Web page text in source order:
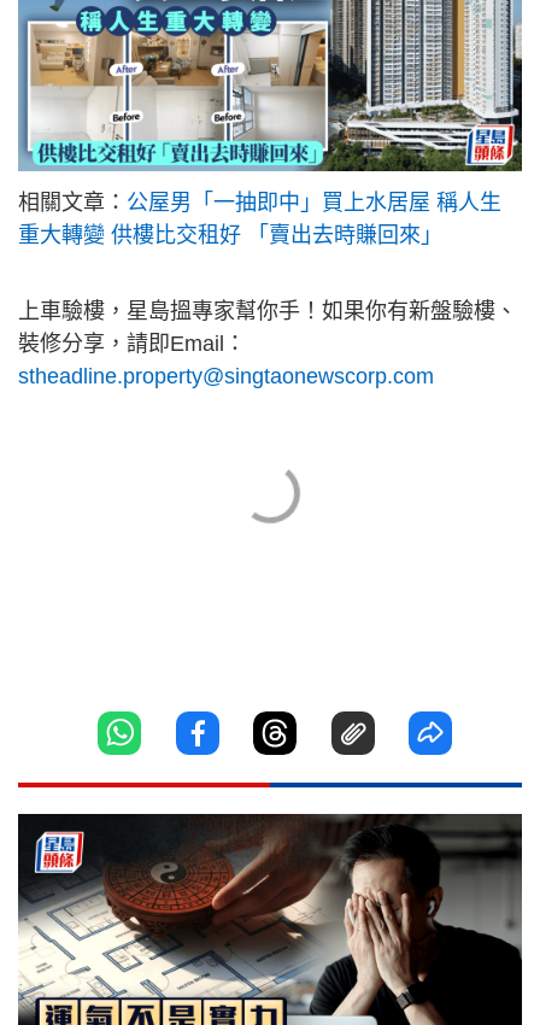
相關文章： 公屋男「一抽即中」買上水居屋 稱人生
重大轉變 供樓比交租好 「賣出去時賺回來」
上車驗樓，星島搵專家幫你手！如果你有新盤驗樓、
裝修分享，請即Email：
stheadline.property@singtaonewscorp.com